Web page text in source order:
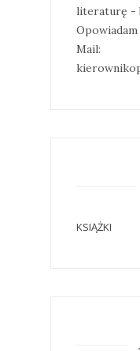
literaturę -
Mail:
KSIĄŻKI